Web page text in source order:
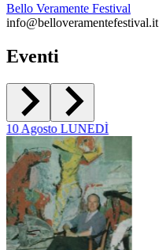
Bello Veramente Festival
info@belloveramentefestival.it
Eventi
10Agosto LUNEDÌ